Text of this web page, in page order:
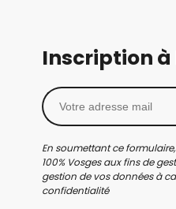
Inscription
En soumettant ce
100% Vosges aux fins de
gestion de vos données à
confidentialité